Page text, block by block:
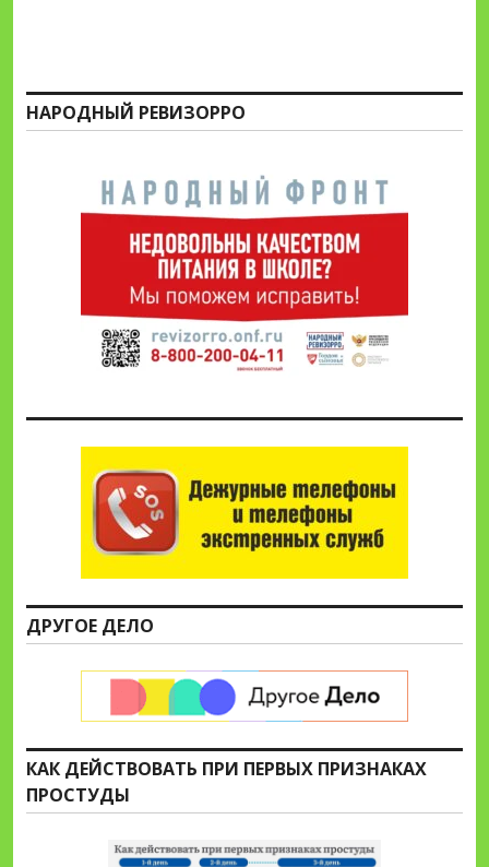
НАРОДНЫЙ РЕВИЗОРРО
ДРУГОЕ ДЕЛО
КАК ДЕЙСТВОВАТЬ ПРИ ПЕРВЫХ ПРИЗНАКАХ
ПРОСТУДЫ